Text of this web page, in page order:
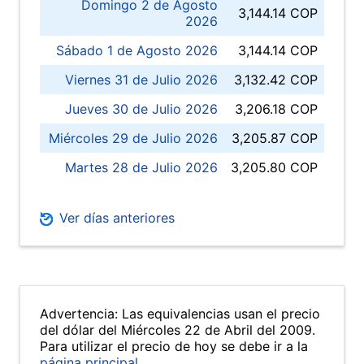
Domingo 2 de Agosto
2026
3,144.14 COP
Sábado 1 de Agosto 2026
3,144.14 COP
Viernes 31 de Julio 2026
3,132.42 COP
Jueves 30 de Julio 2026
3,206.18 COP
Miércoles 29 de Julio 2026
3,205.87 COP
Martes 28 de Julio 2026
3,205.80 COP
Ver días anteriores
Advertencia: Las equivalencias usan el precio
del dólar del Miércoles 22 de Abril del 2009.
Para utilizar el precio de hoy se debe ir a la